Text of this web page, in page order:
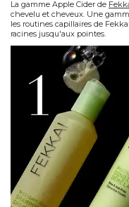
La gamme Apple Cider de
chevelu et cheveux. Une
les routines capillaires de
racines jusqu'aux pointes.